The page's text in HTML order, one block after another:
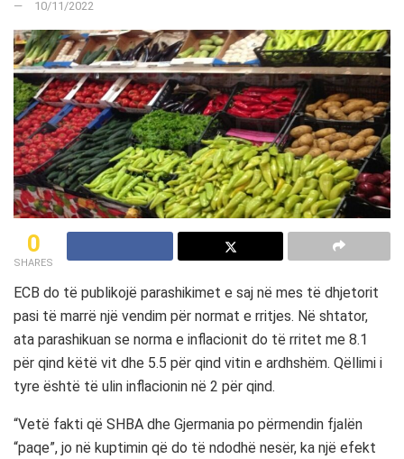
10/11/2022
0
SHARES
ECB do të publikojë parashikimet e saj në mes të dhjetorit
pasi të marrë një vendim për normat e rritjes. Në shtator,
ata parashikuan se norma e inflacionit do të rritet me 8.1
për qind këtë vit dhe 5.5 për qind vitin e ardhshëm. Qëllimi i
tyre është të ulin inflacionin në 2 për qind.
“Vetë fakti që SHBA dhe Gjermania po përmendin fjalën
“paqe”, jo në kuptimin që do të ndodhë nesër, ka një efekt